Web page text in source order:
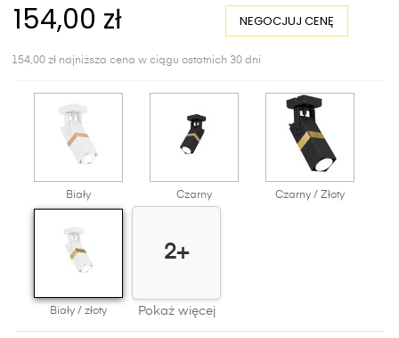
154,00 zł NEGOCJUJ CENĘ
154,00 zł najniższa cena w ciągu ostatnich 30 dni
Biały Czarny Czarny / Złoty
Biały / złoty
2+
Pokaż więcej